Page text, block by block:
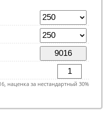
наценка за нестандартный 30%